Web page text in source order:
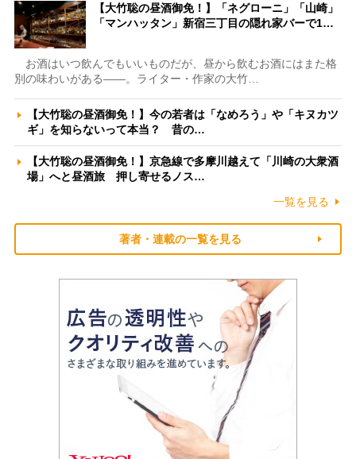
【大竹聡の昼酒御免！】「ネグローニ」「山崎」
「マンハッタン」新宿三丁目の隠れ家バーで1…
お酒はいつ飲んでもいいものだが、昼から飲むお酒にはまた格
別の味わいがある――。ライター・作家の大竹…
【大竹聡の昼酒御免！】今の若者は「なめろう」や「キヌカツ
ギ」を知らないって本当？ 昔の…
【大竹聡の昼酒御免！】京急線で多摩川越えて「川崎の大衆酒
場」へと昼酒旅 押し寄せるノス…
一覧を見る
著者・連載の一覧を見る